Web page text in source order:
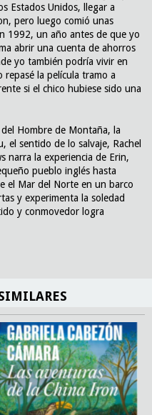
Estados Unidos, llegar a
pero luego comió unas
1992, un año antes de que yo
abrir una cuenta de ahorros
yo también podría vivir en
la película tramo a
si el chico hubiese sido una
Hombre de Montaña, la
el sentido de lo salvaje, Rachel
narra la experiencia de Erin,
pueblo inglés hasta
el Mar del Norte en un barco
y experimenta la soledad
y conmovedor logra